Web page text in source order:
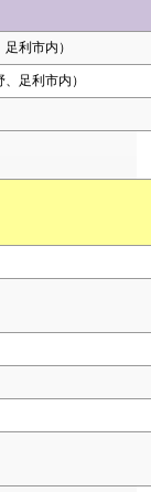
利市内）
足利市内）